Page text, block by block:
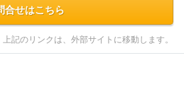
合せはこちら
上記のリンクは、外部サイトに移動します。